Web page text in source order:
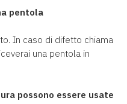
pentola
In caso di difetto chiama
una pentola in
possono essere usate